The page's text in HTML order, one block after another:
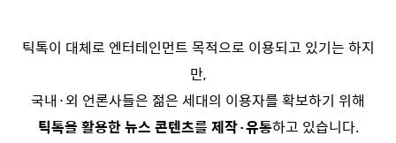
틱톡이 대체로 엔터테인먼트 목적으로 이용되고 있기는 하지
만,
국내·외 언론사들은 젊은 세대의 이용자를 확보하기 위해
틱톡을 활용한 뉴스 콘텐츠를 제작·유통하고 있습니다.